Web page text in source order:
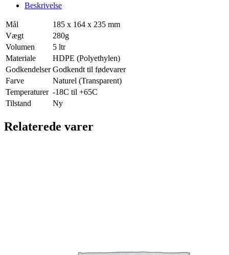
Beskrivelse
Mål
185 x 164 x 235 mm
Vægt
280g
Volumen
5 ltr
Materiale
HDPE (Polyethylen)
Godkendelser Godkendt til fødevarer
Farve
Naturel (Transparent)
Temperaturer -18C til +65C
Tilstand
Ny
Relaterede varer